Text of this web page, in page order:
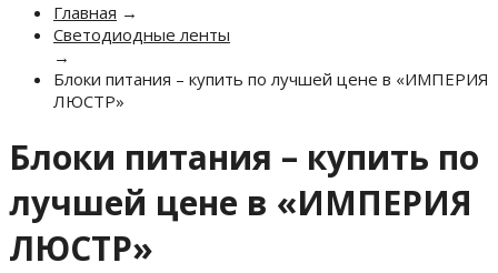
Главная →
Светодиодные ленты
→
Блоки питания – купить по лучшей цене в «ИМПЕРИЯ
ЛЮСТР»
Блоки питания – купить по
лучшей цене в «ИМПЕРИЯ
ЛЮСТР»